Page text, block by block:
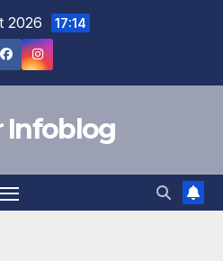
2026 17:14
Infoblog